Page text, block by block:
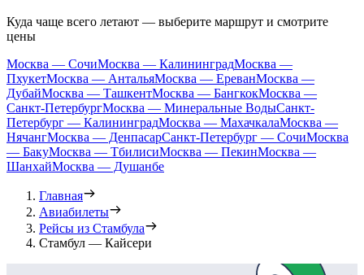
Куда чаще всего летают — выберите маршрут и смотрите
цены
Москва — СочиМосква — КалининградМосква —
ПхукетМосква — АнтальяМосква — ЕреванМосква —
ДубайМосква — ТашкентМосква — БангкокМосква —
Санкт-ПетербургМосква — Минеральные ВодыСанкт-
Петербург — КалининградМосква — МахачкалаМосква —
НячангМосква — ДенпасарСанкт-Петербург — СочиМосква
— БакуМосква — ТбилисиМосква — ПекинМосква —
ШанхайМосква — Душанбе
Главная
Авиабилеты
Рейсы из Стамбула
Стамбул — Кайсери